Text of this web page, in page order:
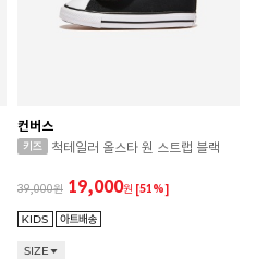
컨버스
척테일러 올스타 원 스트랩 블랙
39,000 19,000원 [51%]
SIZE